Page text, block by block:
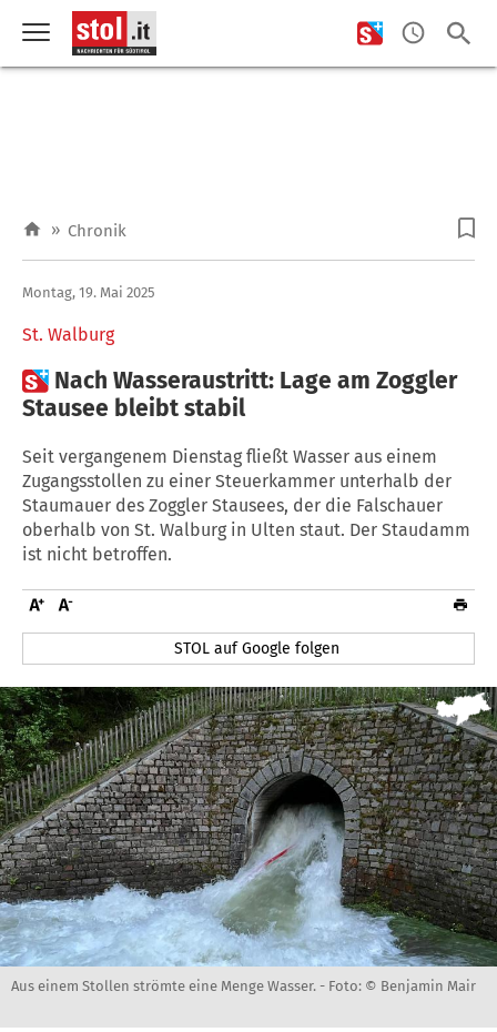
» Chronik
St. Walburg
Montag, 19. Mai 2025
 Nach Wasseraustritt: Lage am Zoggler
Stausee bleibt stabil
Seit vergangenem Dienstag fließt Wasser aus einem
Zugangsstollen zu einer Steuerkammer unterhalb der
Staumauer des Zoggler Stausees, der die Falschauer
oberhalb von St. Walburg in Ulten staut. Der Staudamm
ist nicht betroffen.
STOL auf Google folgen
Aus einem Stollen strömte eine Menge Wasser. - Foto: © Benjamin Mair